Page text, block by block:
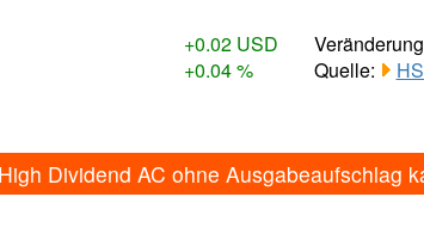
+0.02 USD
+0.04 %
Quelle:
Dividend AC ohne Ausgabeaufschlag